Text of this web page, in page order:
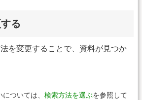
る
を変更することで、資料が見つか
ついては、 検索方法を選ぶを参照して